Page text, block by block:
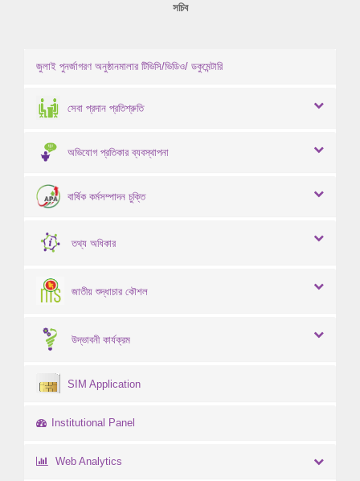
সচিব
জুলাই পুনর্জাগরণ অনুষ্ঠানমালার টিভিসি/ভিডিও/ ডকুমেন্টারি
সেবা প্রদান প্রতিশ্রুতি
অভিযোগ প্রতিকার ব্যবস্থাপনা
বার্ষিক কর্মসম্পাদন চুক্তি
তথ্য অধিকার
জাতীয় শুদ্ধাচার কৌশল
উদ্ভাবনী কার্যক্রম
SIM Application
Institutional Panel
Web Analytics